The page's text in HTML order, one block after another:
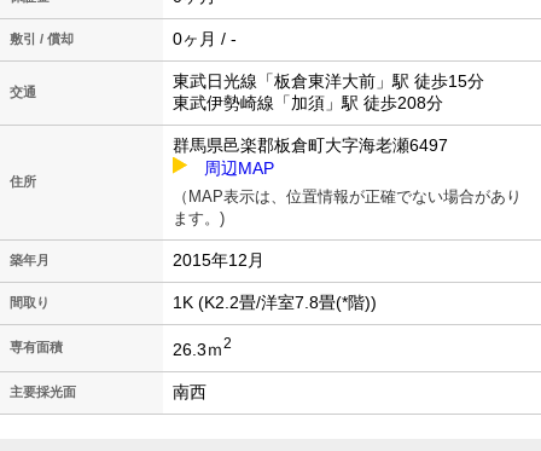
敷引 / 償却 0ヶ月 / -
交通
東武日光線「板倉東洋大前」駅 徒歩15分
東武伊勢崎線「加須」駅 徒歩208分
住所
群馬県邑楽郡板倉町大字海老瀬6497
周辺MAP
（MAP表示は、位置情報が正確でない場合があり
ます。)
築年月 2015年12月
間取り 1K (K2.2畳/洋室7.8畳(*階))
専有面積 26.3ｍ2
主要採光面 南西